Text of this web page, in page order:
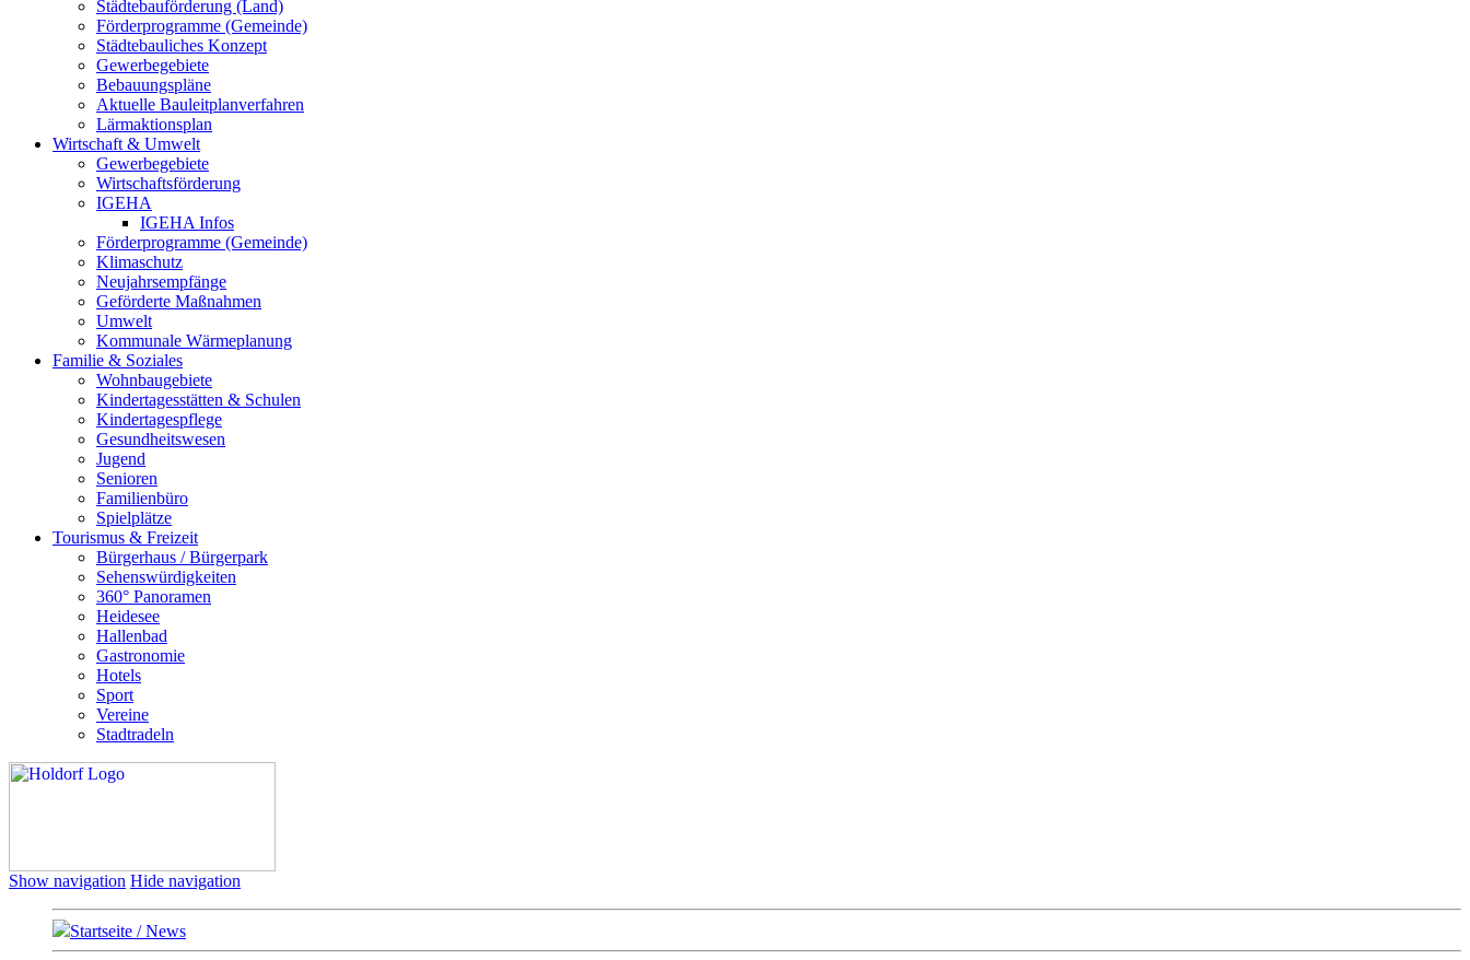
Städtebauförderung (Land)
Förderprogramme (Gemeinde)
Städtebauliches Konzept
Gewerbegebiete
Bebauungspläne
Aktuelle Bauleitplanverfahren
Lärmaktionsplan
Wirtschaft & Umwelt
Gewerbegebiete
Wirtschaftsförderung
IGEHA
IGEHA Infos
Förderprogramme (Gemeinde)
Klimaschutz
Neujahrsempfänge
Geförderte Maßnahmen
Umwelt
Kommunale Wärmeplanung
Familie & Soziales
Wohnbaugebiete
Kindertagesstätten & Schulen
Kindertagespflege
Gesundheitswesen
Jugend
Senioren
Familienbüro
Spielplätze
Tourismus & Freizeit
Bürgerhaus / Bürgerpark
Sehenswürdigkeiten
360° Panoramen
Heidesee
Hallenbad
Gastronomie
Hotels
Sport
Vereine
Stadtradeln
Show navigation Hide navigation
Startseite / News